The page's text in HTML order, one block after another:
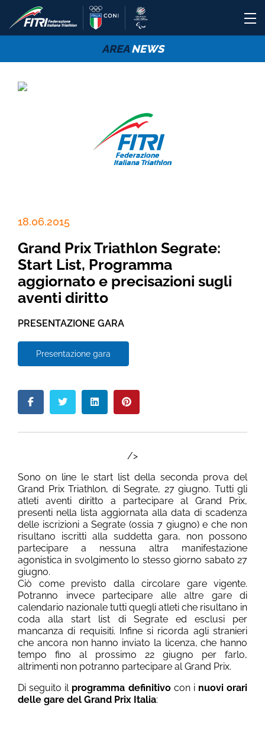
AREANEWS
18.06.2015
Grand Prix Triathlon Segrate:
Start List, Programma
aggiornato e precisazioni sugli
aventi diritto
PRESENTAZIONE GARA
Presentazione gara
/>
Sono on line le start list della seconda prova del
Grand Prix Triathlon, di Segrate, 27 giugno. Tutti gli
atleti aventi diritto a partecipare al Grand Prix,
presenti nella lista aggiornata alla data di scadenza
delle iscrizioni a Segrate (ossia 7 giugno) e che non
risultano iscritti alla suddetta gara, non possono
partecipare a nessuna altra manifestazione
agonistica in svolgimento lo stesso giorno sabato 27
giugno.
Ciò come previsto dalla circolare gare vigente.
Potranno invece partecipare alle altre gare di
calendario nazionale tutti quegli atleti che risultano in
coda alla start list di Segrate ed esclusi per
mancanza di requisiti. Infine si ricorda agli stranieri
che ancora non hanno inviato la licenza, che hanno
tempo fino al prossimo 22 giugno per farlo,
altrimenti non potranno partecipare al Grand Prix.
Di seguito il programma definitivocon inuovi orari
delle gare del Grand Prix Italia: